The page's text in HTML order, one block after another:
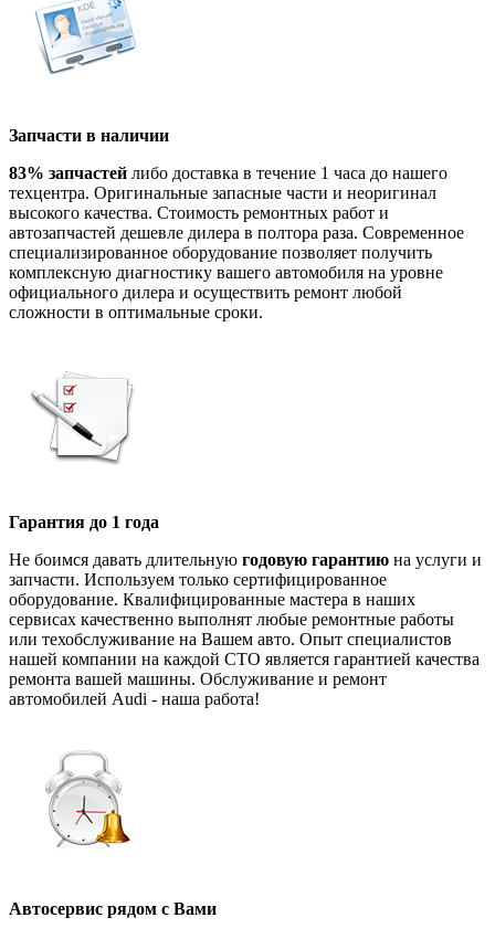
Запчасти в наличии
83% запчастей либо доставка в течение 1 часа до нашего
техцентра. Оригинальные запасные части и неоригинал
высокого качества. Стоимость ремонтных работ и
автозапчастей дешевле дилера в полтора раза. Современное
специализированное оборудование позволяет получить
комплексную диагностику вашего автомобиля на уровне
официального дилера и осуществить ремонт любой
сложности в оптимальные сроки.
Гарантия до 1 года
Не боимся давать длительную годовую гарантию на услуги и
запчасти. Используем только сертифицированное
оборудование. Квалифицированные мастера в наших
сервисах качественно выполнят любые ремонтные работы
или техобслуживание на Вашем авто. Опыт специалистов
нашей компании на каждой СТО является гарантией качества
ремонта вашей машины. Обслуживание и ремонт
автомобилей Audi - наша работа!
Автосервис рядом с Вами